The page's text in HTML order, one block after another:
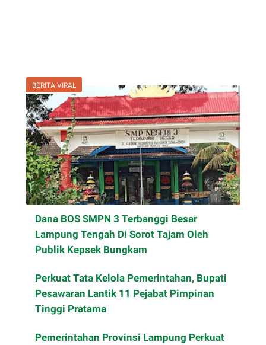
BERITA VIRAL
Dana BOS SMPN 3 Terbanggi Besar
Lampung Tengah Di Sorot Tajam Oleh
Publik Kepsek Bungkam
Perkuat Tata Kelola Pemerintahan, Bupati
Pesawaran Lantik 11 Pejabat Pimpinan
Tinggi Pratama
Pemerintahan Provinsi Lampung Perkuat